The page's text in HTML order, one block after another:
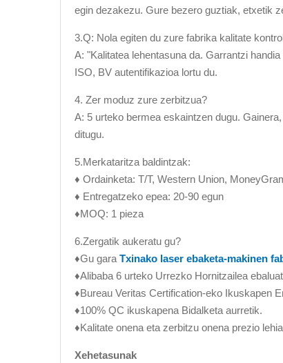
egin dezakezu. Gure bezero guztiak, etxetik
3.Q: Nola egiten du zure fabrika kalitate
A: "Kalitatea lehentasuna da. Garrantzi
ISO, BV autentifikazioa lortu du.
4. Zer moduz zure zerbitzua?
A: 5 urteko bermea eskaintzen dugu.
ditugu.
5.Merkataritza baldintzak:
♦ Ordainketa: T/T, Western Union,
♦ Entregatzeko epea: 20-90 egun
♦MOQ: 1 pieza
6.Zergatik aukeratu gu?
♦Gu gara Txinako laser ebaketa-makinen
♦Alibaba 6 urteko Urrezko Hornitzailea
♦Bureau Veritas Certification-eko Ikuskapen
♦100% QC ikuskapena Bidalketa aurretik.
♦Kalitate onena eta zerbitzu onena prezio
Xehetasunak